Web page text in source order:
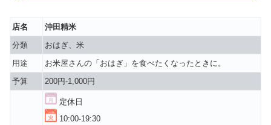
店名
沖田精米
分類
おはぎ、米
用途
お米屋さんの「おはぎ」を食べたくなったときに。
予算
200円-1,000円
定休日
10:00-19:30